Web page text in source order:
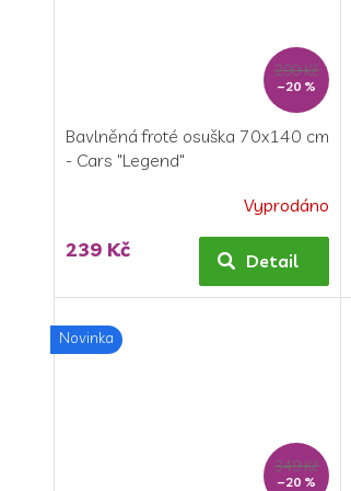
299 Kč
–20 %
Bavlněná froté osuška 70x140 cm
- Cars "Legend"
Vyprodáno
239 Kč Detail
Novinka
349 Kč
–20 %